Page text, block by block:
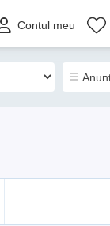
Contul meu